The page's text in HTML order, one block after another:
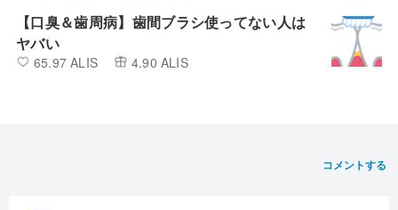
【口臭＆歯周病】歯間ブラシ使ってない人は
ヤバい
65.97 ALIS 4.90 ALIS
コメントする